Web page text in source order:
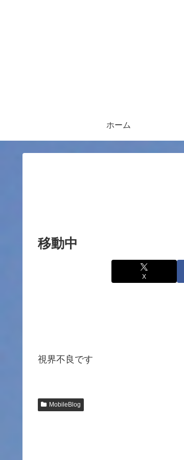
ホーム
移動中
X
視界不良です
MobileBlog